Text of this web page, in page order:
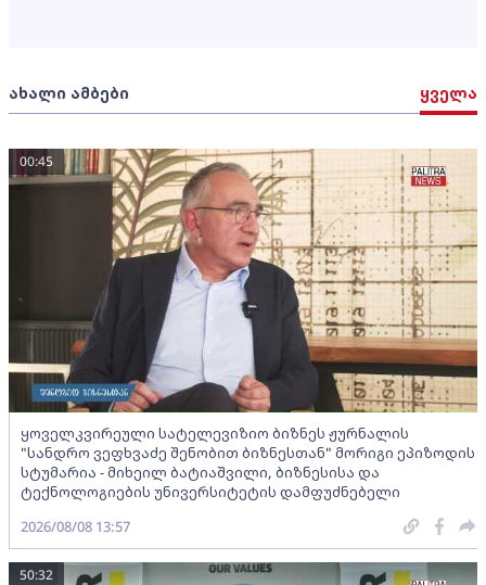
ახალი ამბები ყველა
ყოველკვირეული სატელევიზიო ბიზნეს ჟურნალის
"სანდრო ვეფხვაძე შენობით ბიზნესთან" მორიგი ეპიზოდის
სტუმარია - მიხეილ ბატიაშვილი, ბიზნესისა და
ტექნოლოგიების უნივერსიტეტის დამფუძნებელი
00:45
2026/08/08 13:57
50:32